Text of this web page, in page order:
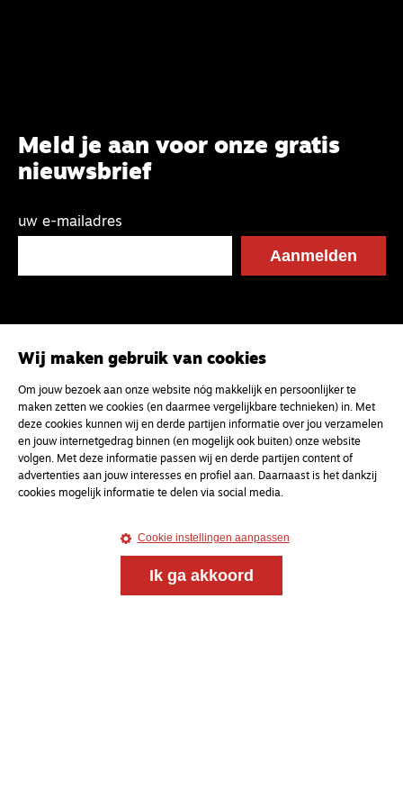
Meld je aan voor onze gratis
nieuwsbrief
uw e-mailadres
Wij maken gebruik van cookies
Om jouw bezoek aan onze website nóg makkelijk en persoonlijker te
maken zetten we cookies (en daarmee vergelijkbare technieken) in. Met
deze cookies kunnen wij en derde partijen informatie over jou verzamelen
en jouw internetgedrag binnen (en mogelijk ook buiten) onze website
volgen. Met deze informatie passen wij en derde partijen content of
advertenties aan jouw interesses en profiel aan. Daarnaast is het dankzij
cookies mogelijk informatie te delen via social media.
Cookie instellingen aanpassen
Ik ga akkoord